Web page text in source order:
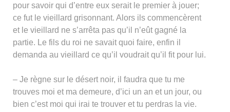
pour savoir qui d’entre eux serait le premier à jouer;
ce fut le vieillard grisonnant. Alors ils commencèrent
et le vieillard ne s’arrêta pas qu’il n’eût gagné la
partie. Le fils du roi ne savait quoi faire, enfin il
demanda au vieillard ce qu’il voudrait qu’il fit pour lui.
– Je règne sur le désert noir, il faudra que tu me
trouves moi et ma demeure, d’ici un an et un jour, ou
bien c’est moi qui irai te trouver et tu perdras la vie.